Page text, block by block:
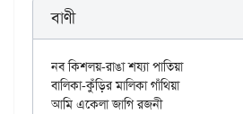
বাণী
নব কিশলয়-রাঙা শয্যা পাতিয়া
বালিকা-কুঁড়ির মালিকা গাঁথিয়া
আমি একেলা জাগি রজনী